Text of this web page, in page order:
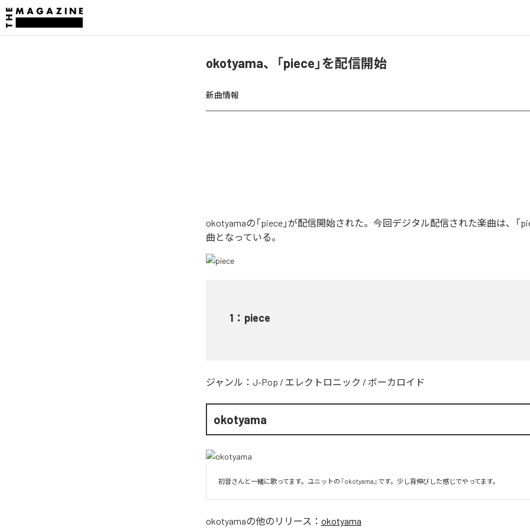
okotyama、「piece」を配信開始
新曲情報
okotyamaの「piece」が配信開始された。今回デジタル配信された楽曲は、「
曲となっている。
1 ： piece
ジャンル： J-Pop / エレクトロニック / ボーカロイド
okotyama
初音さんと一緒に歌ってます。ユニットの『okotyama』です。少し背伸びした感じでやってます。
okotyamaの他のリリース： okotyama